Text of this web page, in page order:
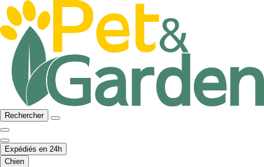
Rechercher
Expédiés en 24h
Chien